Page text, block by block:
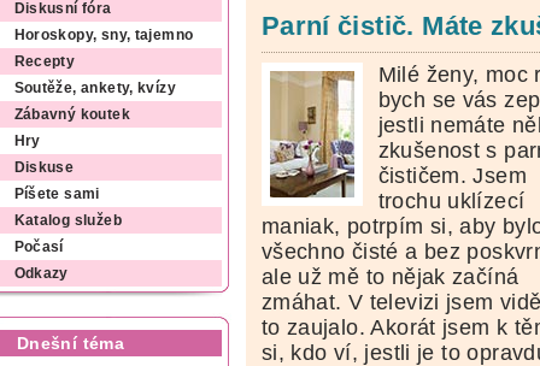
Diskusní fóra
Horoskopy, sny, tajemno
Recepty
Soutěže, ankety, kvízy
Zábavný koutek
Hry
Diskuse
Píšete sami
Katalog služeb
Počasí
Odkazy
Dnešní téma
Parní čistič. Máte
Milé ženy, moc
bych se vás
jestli nemáte
zkušenost s
čističem. Jsem
trochu uklízecí
maniak, potrpím si, aby
všechno čisté a bez
ale už mě to nějak začíná
zmáhat. V televizi jsem
to zaujalo. Akorát jsem k
si, kdo ví, jestli je to